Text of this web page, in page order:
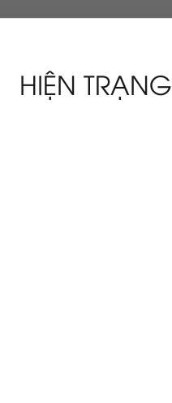
HIỆN TRẠNG